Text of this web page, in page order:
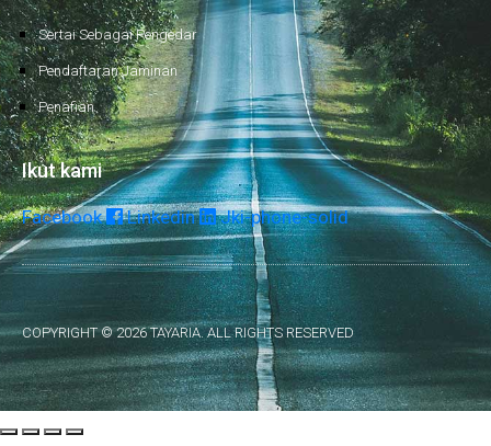
Sertai Sebagai Pengedar
Pendaftaran Jaminan
Penafian
Ikut kami
Facebook Linkedin Jki-phone-solid
COPYRIGHT © 2026 TAYARIA. ALL RIGHTS RESERVED